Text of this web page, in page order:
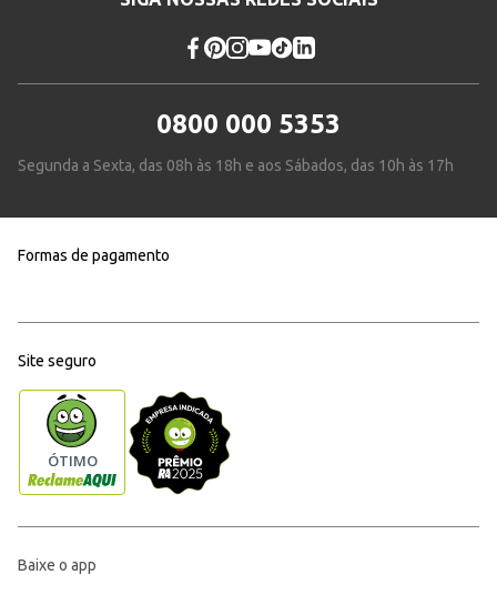
0800 000 5353
Segunda a Sexta, das 08h às 18h e aos Sábados, das 10h às 17h
Formas de pagamento
Site seguro
Baixe o app